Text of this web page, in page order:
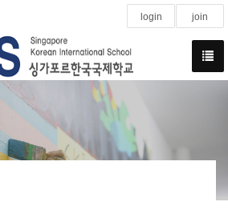
login join